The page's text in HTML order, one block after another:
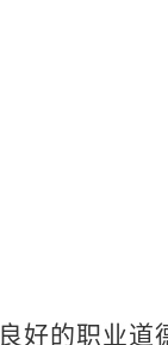
好的职业道